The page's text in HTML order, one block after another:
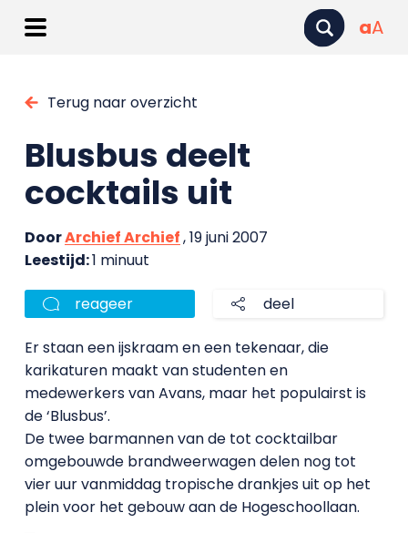
aA
Terug naar overzicht
Blusbus deelt
cocktails uit
DoorArchief Archief, 19 juni 2007
Leestijd:1 minuut
reageer deel
Er staan een ijskraam en een tekenaar, die
karikaturen maakt van studenten en
medewerkers van Avans, maar het populairst is
de ‘Blusbus’.
De twee barmannen van de tot cocktailbar
omgebouwde brandweerwagen delen nog tot
vier uur vanmiddag tropische drankjes uit op het
plein voor het gebouw aan de Hogeschoollaan.